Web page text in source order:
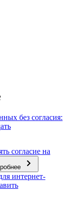
без согласия:
согласие на
интернет-